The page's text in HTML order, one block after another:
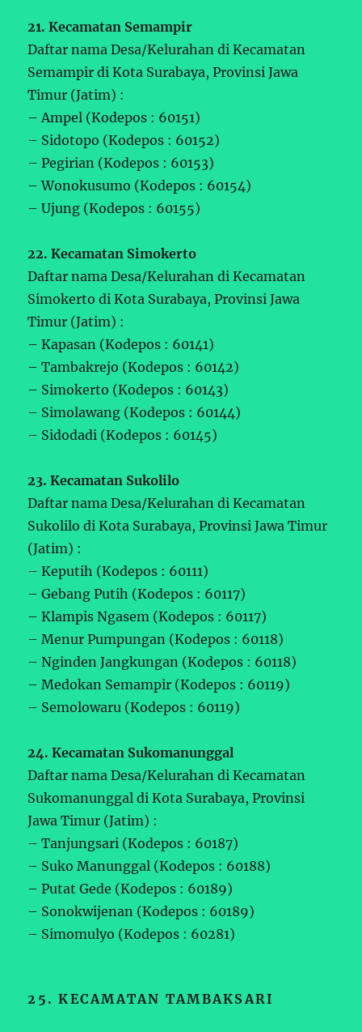
21. Kecamatan Semampir
Daftar nama Desa/Kelurahan di Kecamatan
Semampir di Kota Surabaya, Provinsi Jawa
Timur (Jatim) :
– Ampel (Kodepos : 60151)
– Sidotopo (Kodepos : 60152)
– Pegirian (Kodepos : 60153)
– Wonokusumo (Kodepos : 60154)
– Ujung (Kodepos : 60155)
22. Kecamatan Simokerto
Daftar nama Desa/Kelurahan di Kecamatan
Simokerto di Kota Surabaya, Provinsi Jawa
Timur (Jatim) :
– Kapasan (Kodepos : 60141)
– Tambakrejo (Kodepos : 60142)
– Simokerto (Kodepos : 60143)
– Simolawang (Kodepos : 60144)
– Sidodadi (Kodepos : 60145)
23. Kecamatan Sukolilo
Daftar nama Desa/Kelurahan di Kecamatan
Sukolilo di Kota Surabaya, Provinsi Jawa Timur
(Jatim) :
– Keputih (Kodepos : 60111)
– Gebang Putih (Kodepos : 60117)
– Klampis Ngasem (Kodepos : 60117)
– Menur Pumpungan (Kodepos : 60118)
– Nginden Jangkungan (Kodepos : 60118)
– Medokan Semampir (Kodepos : 60119)
– Semolowaru (Kodepos : 60119)
24. Kecamatan Sukomanunggal
Daftar nama Desa/Kelurahan di Kecamatan
Sukomanunggal di Kota Surabaya, Provinsi
Jawa Timur (Jatim) :
– Tanjungsari (Kodepos : 60187)
– Suko Manunggal (Kodepos : 60188)
– Putat Gede (Kodepos : 60189)
– Sonokwijenan (Kodepos : 60189)
– Simomulyo (Kodepos : 60281)
25. KECAMATAN TAMBAKSARI